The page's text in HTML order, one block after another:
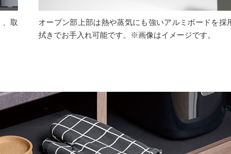
取
オープン部上部は熱や蒸気にも強いアルミボードを採
拭きでお手入れ可能です。※画像はイメージです。